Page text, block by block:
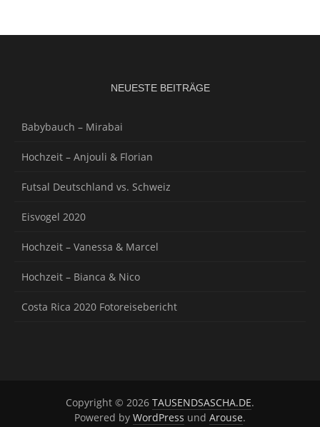
NEUESTE BEITRÄGE
Babybauch – Mirabai
Hochzeit – Anjouli & Florian
Futsal Deutschland vs. Schweiz
Eisvogel 2020
Hochzeit – Vanessa & Marcel
Hochzeit – Bianca & Nico
Costa Rica 2020 Fotoreisebericht
Copyright © 2026 TAUSENDSASCHA.DE.
Powered by WordPress und Arouse.